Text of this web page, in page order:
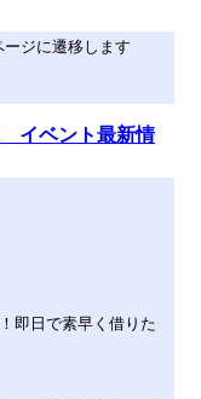
ジに遷移します
イベント最新情
即日で素早く借りた